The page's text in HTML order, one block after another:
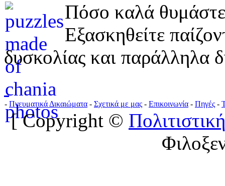
Πόσο καλά
Εξασκηθείτε
δυσκολίας και παράλληλα
- Πνευματικά Δικαιώματα - Σχετικά με μας - Επικοινωνία - Πηγές -
[ Copyright ©